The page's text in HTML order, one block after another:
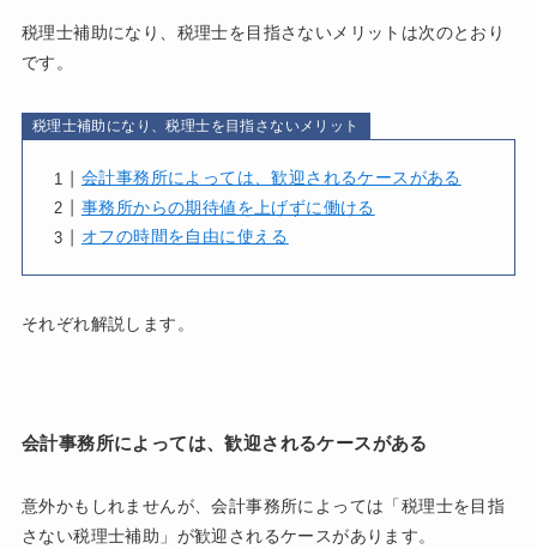
税理士補助になり、税理士を目指さないメリットは次のとおり
です。
税理士補助になり、税理士を目指さないメリット
会計事務所によっては、歓迎されるケースがある
事務所からの期待値を上げずに働ける
オフの時間を自由に使える
それぞれ解説します。
会計事務所によっては、歓迎されるケースがある
意外かもしれませんが、会計事務所によっては「税理士を目指
さない税理士補助」が歓迎されるケースがあります。